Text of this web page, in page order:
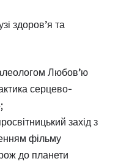
здоров’я та
Любов’ю
серцево-
захід з
фільму
до планети